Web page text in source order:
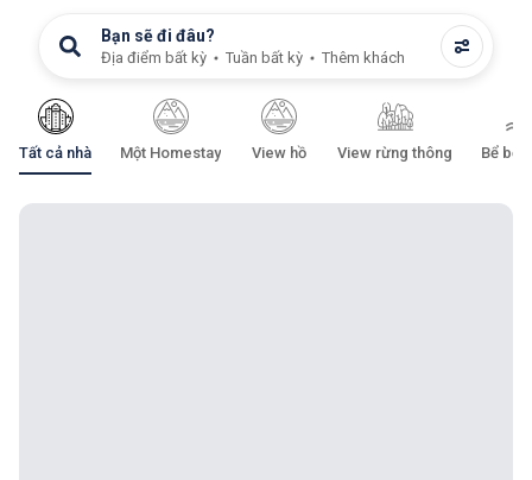
Bạn sẽ đi đâu?
Địa điểm bất kỳ Tuần bất kỳ Thêm khách
Tất cả nhà Một Homestay View hồ View rừng thông Bể bơi